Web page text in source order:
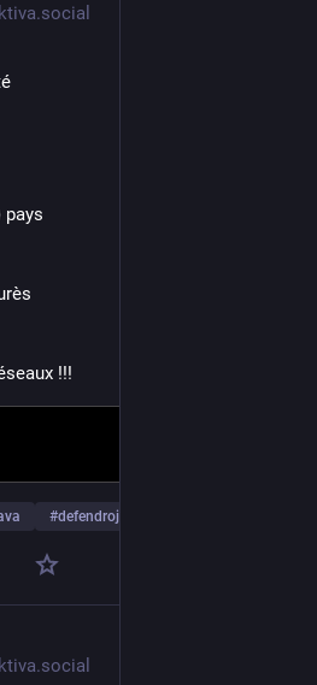
pays
!!!
#defendrojava